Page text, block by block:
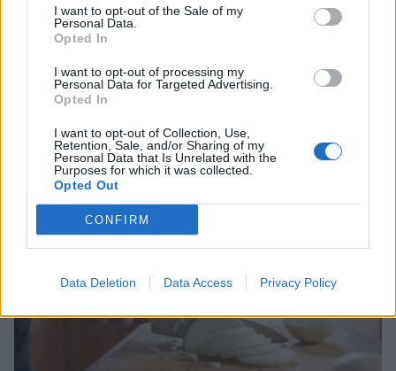
I want to opt-out of the Sale of my
Personal Data.
Opted In
I want to opt-out of processing my
Personal Data for Targeted Advertising.
Opted In
I want to opt-out of Collection, Use,
Retention, Sale, and/or Sharing of my
Personal Data that Is Unrelated with the
Purposes for which it was collected.
Opted Out
CONFIRM
Data Deletion Data Access Privacy Policy
Lifestyle Terveys
26.12.2022, 13:30
Kiusaako yskä? Kokeile
sipulisiirappia